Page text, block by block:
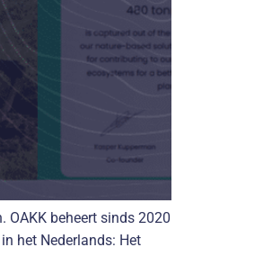
OAKK beheert sinds 2020
het Nederlands: Het